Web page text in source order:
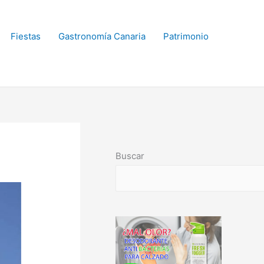
Fiestas Gastronomía Canaria Patrimonio
Buscar